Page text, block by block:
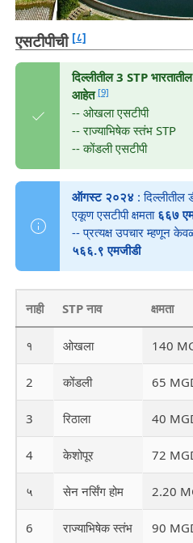
एसटीपीची [८]
दिल्लीतील 3 STP
आहेत [9]
-- ओखला एसटीपी
-- राज्याभिषेक स्तंभ STP
-- कोंडली एसटीपी
ऑगस्ट २०२४: दिल्लीतील
एकूण एसटीपी क्षमता ६६७
-- प्रत्यक्ष उपचार म्हणून
५६६.९ एमजीडी
नाही STP नाव क्षमता
१ ओखला 140
2 कोंडली 65
3 रिठाला 40
4 केशोपूर 72
५ सेन नर्सिंग होम 2.20
6 राज्याभिषेक स्तंभ 90